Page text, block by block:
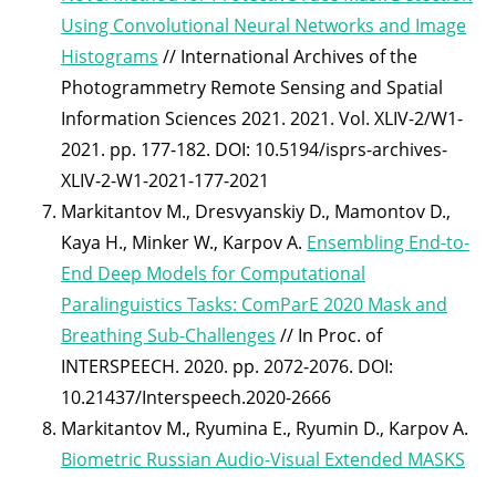
Using Convolutional Neural Networks and Image
Histograms // International Archives of the
Photogrammetry Remote Sensing and Spatial
Information Sciences 2021. 2021. Vol. XLIV-2/W1-
2021. pp. 177-182. DOI: 10.5194/isprs-archives-
XLIV-2-W1-2021-177-2021
Markitantov M., Dresvyanskiy D., Mamontov D.,
Kaya H., Minker W., Karpov A. Ensembling End-to-
End Deep Models for Computational
Paralinguistics Tasks: ComParE 2020 Mask and
Breathing Sub-Challenges // In Proc. of
INTERSPEECH. 2020. pp. 2072-2076. DOI:
10.21437/Interspeech.2020-2666
Markitantov M., Ryumina E., Ryumin D., Karpov A.
Biometric Russian Audio-Visual Extended MASKS